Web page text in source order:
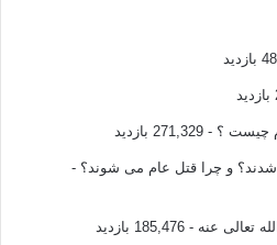
چیست ؟ - 271,329 بازدید
و چرا قتل عام می شوند؟ -
تعالی عنه - 185,476 بازدید